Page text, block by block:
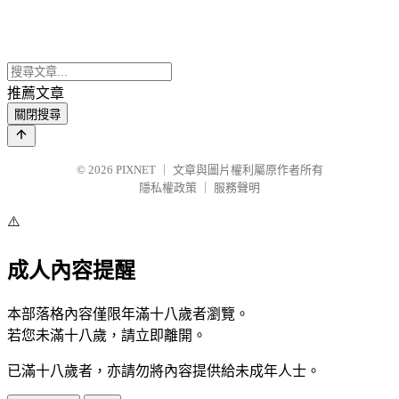
推薦文章
關閉搜尋
© 2026 PIXNET
文章與圖片權利屬原作者所有
隱私權政策
服務聲明
⚠️
成人內容提醒
本部落格內容僅限年滿十八歲者瀏覽。
若您未滿十八歲，請立即離開。
已滿十八歲者，亦請勿將內容提供給未成年人士。